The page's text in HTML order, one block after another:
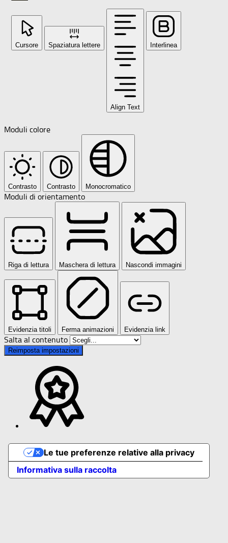
Cursore Spaziatura lettere
Align Text
Interlinea
Moduli colore
Contrasto Contrasto Monocromatico
Moduli di orientamento
Riga di lettura Maschera di lettura Nascondi immagini
Evidenzia titoli Ferma animazioni Evidenzia link
Salta al contenuto
Reimposta impostazioni
Informativa sulla raccolta
Le tue preferenze relative alla privacy